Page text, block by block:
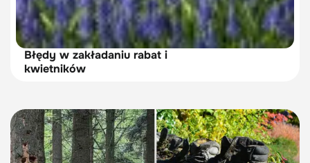
Błędy w zakładaniu rabat i
kwietników